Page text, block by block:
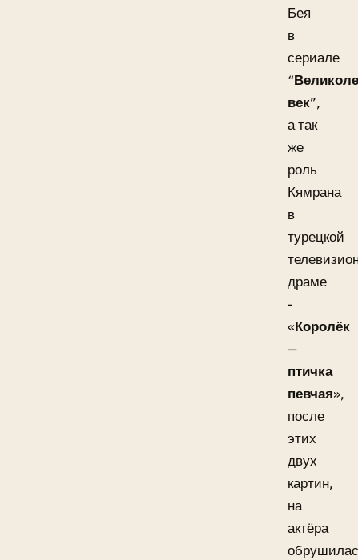
Бея
в
сериале
“
век”,
а так
же
роль
Кямрана
в
турецкой
драме
-
«Королёк
—
птичка
певчая»,
после
этих
двух
картин,
на
актёра